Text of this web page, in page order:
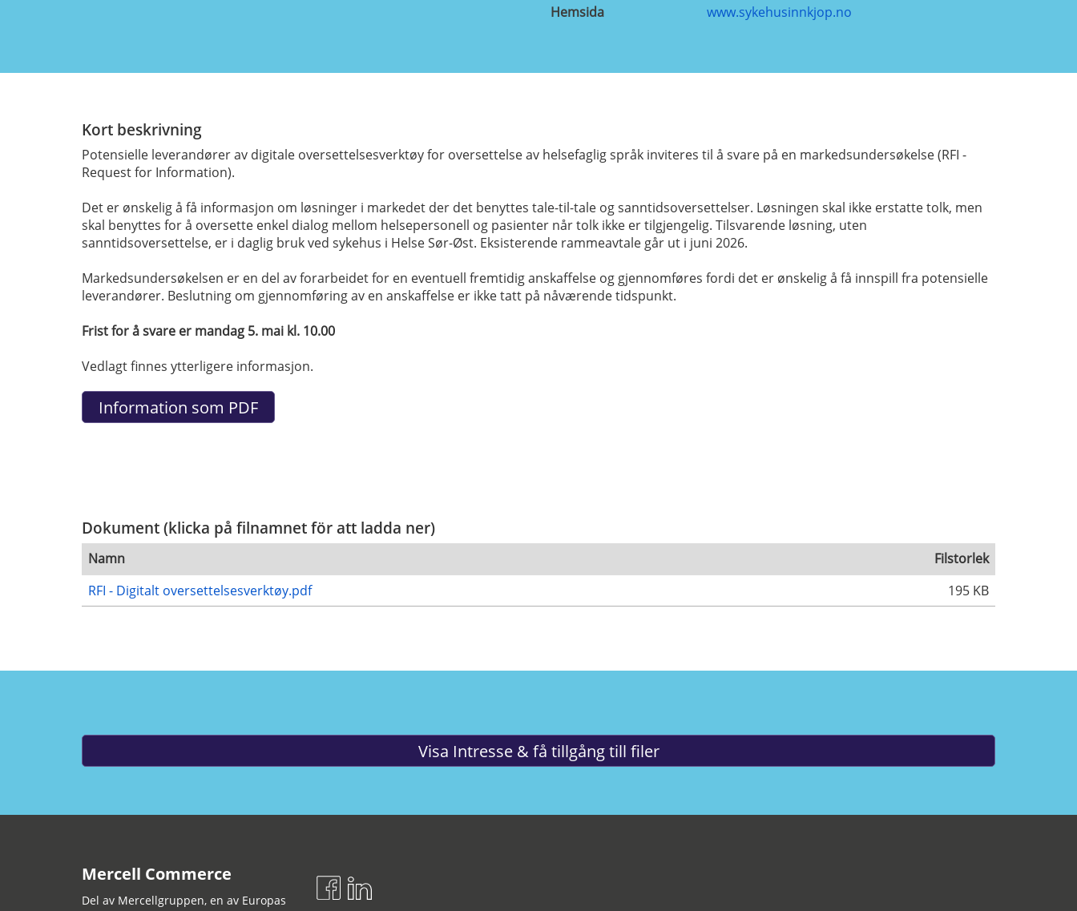
Hemsida
www.sykehusinnkjop.no
Kort beskrivning
Potensielle leverandører av digitale oversettelsesverktøy for oversettelse av helsefaglig språk inviteres til å svare på en markedsundersøkelse (RFI -
Request for Information).
Det er ønskelig å få informasjon om løsninger i markedet der det benyttes tale-til-tale og sanntidsoversettelser. Løsningen skal ikke erstatte tolk, men
skal benyttes for å oversette enkel dialog mellom helsepersonell og pasienter når tolk ikke er tilgjengelig. Tilsvarende løsning, uten
sanntidsoversettelse, er i daglig bruk ved sykehus i Helse Sør-Øst. Eksisterende rammeavtale går ut i juni 2026.
Markedsundersøkelsen er en del av forarbeidet for en eventuell fremtidig anskaffelse og gjennomføres fordi det er ønskelig å få innspill fra potensielle
leverandører. Beslutning om gjennomføring av en anskaffelse er ikke tatt på nåværende tidspunkt.
Frist for å svare er mandag 5. mai kl. 10.00
Vedlagt finnes ytterligere informasjon.
Dokument (klicka på filnamnet för att ladda ner)
Namn
Filstorlek
RFI - Digitalt oversettelsesverktøy.pdf
195 KB
Mercell Commerce
Del av Mercellgruppen, en av Europas